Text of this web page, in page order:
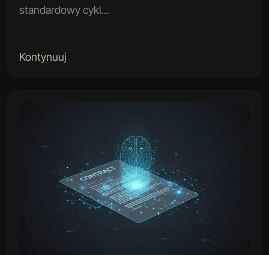
standardowy cykl…
Kontynuuj